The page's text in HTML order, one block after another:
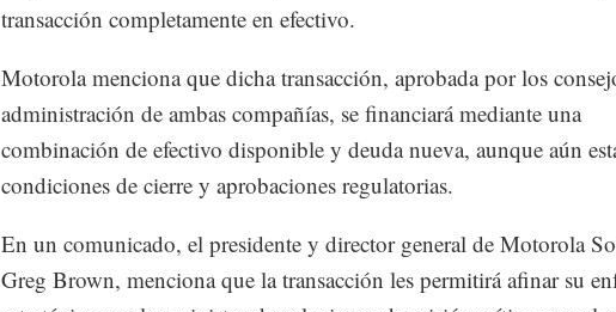
transacción completamente en efectivo.
Motorola menciona que dicha transacción, aprobada por los
administración de ambas compañías, se financiará mediante una
combinación de efectivo disponible y deuda nueva, aunque aún
condiciones de cierre y aprobaciones regulatorias.
En un comunicado, el presidente y director general de Motorola
Greg Brown, menciona que la transacción les permitirá afinar su